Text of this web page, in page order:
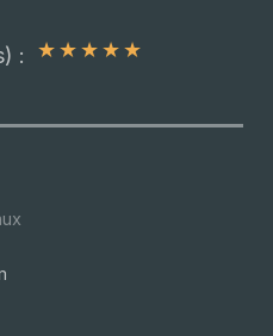
: ★★★★★